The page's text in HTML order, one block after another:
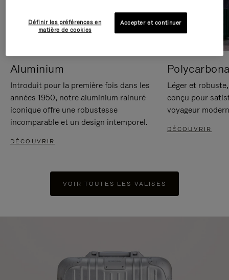
Aluminium
Introduit pour la première fois dans les
années 1950, notre aluminium rainuré
iconique offre une robustesse
incomparable et un design intemporel.
DÉCOUVRIR
Léger et
conçu pour
voyageur
DÉCOUVRIR
VOIR TOUTES LES VALISES
Définir les préférences en
matière de cookies
Accepter et continuer